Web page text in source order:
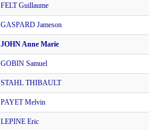
FELT Guillaume
GASPARD Jameson
JOHN Anne Marie
GOBIN Samuel
STAHL THIBAULT
PAYET Melvin
LEPINE Eric